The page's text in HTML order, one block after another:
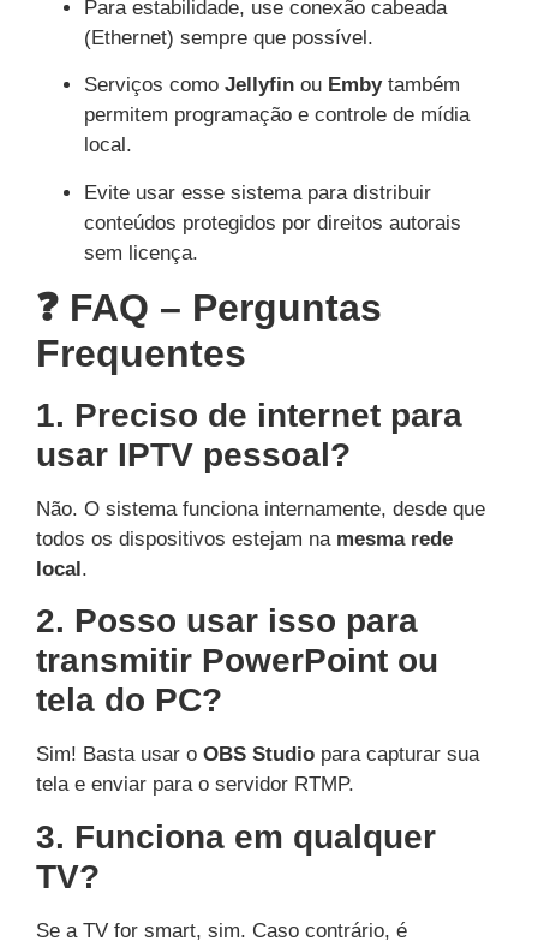
Para estabilidade, use conexão cabeada
(Ethernet) sempre que possível.
Serviços como Jellyfin ou Embytambém
permitem programação e controle de mídia
local.
Evite usar esse sistema para distribuir
conteúdos protegidos por direitos autorais
sem licença.
❓ FAQ – Perguntas
Frequentes
1. Preciso de internet para
usar IPTV pessoal?
Não. O sistema funciona internamente, desde que
todos os dispositivos estejam na mesma rede
local.
2. Posso usar isso para
transmitir PowerPoint ou
tela do PC?
Sim! Basta usar o OBS Studio para capturar sua
tela e enviar para o servidor RTMP.
3. Funciona em qualquer
TV?
Se a TV for smart, sim. Caso contrário, é